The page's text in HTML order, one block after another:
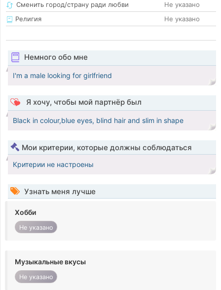
Сменить город/страну ради любви
Не указано
Религия
Не указано
Немного обо мне
I'm a male looking for girlfriend
Я хочу, чтобы мой партнёр был
Black in colour,blue eyes, blind hair and slim in shape
Мои критерии, которые должны соблюдаться
Критерии не настроены
Узнать меня лучше
Хобби
Не указано
Музыкальные вкусы
Не указано